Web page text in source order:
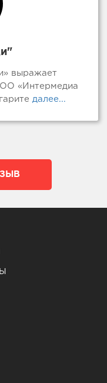
выражает
«Интермедиа
далее...